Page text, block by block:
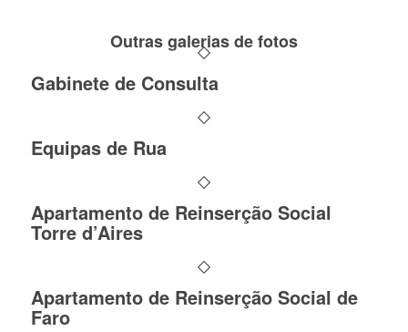
Outras galerias de fotos
Gabinete de Consulta
Equipas de Rua
Apartamento de Reinserção Social
Torre d’Aires
Apartamento de Reinserção Social de
Faro